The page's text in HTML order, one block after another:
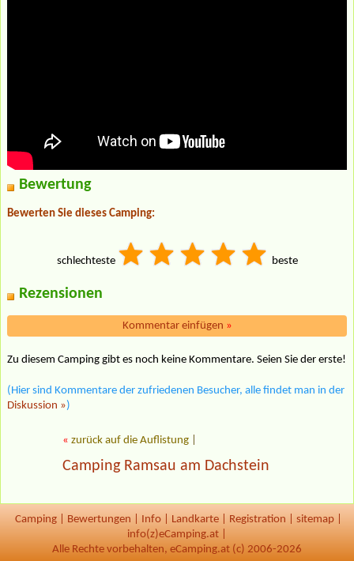
Bewertung
Bewerten Sie dieses Camping:
schlechteste beste
Rezensionen
Kommentar einfügen »
Zu diesem Camping gibt es noch keine Kommentare. Seien Sie der erste!
(Hier sind Kommentare der zufriedenen Besucher, alle findet man in der
Diskussion »)
« zurück auf die Auflistung
Camping Ramsau am Dachstein
Camping Bewertungen Info Landkarte Registration sitemap
info(z)eCamping.at |
Alle Rechte vorbehalten, eCamping.at (c) 2006-2026